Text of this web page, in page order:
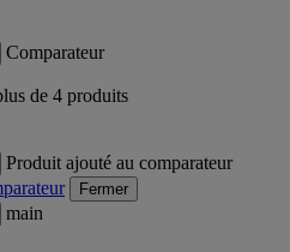
Comparateur
de 4 produits
Produit ajouté au comparateur
Fermer
main